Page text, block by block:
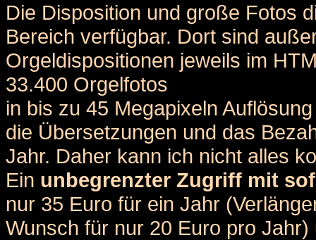
Die Disposition und große Fotos
Bereich verfügbar. Dort sind
Orgeldispositionen jeweils im
33.400 Orgelfotos
in bis zu 45 Megapixeln
die Übersetzungen und das
Jahr. Daher kann ich nicht alles
Ein unbegrenzter Zugriff mit
nur 35 Euro für ein Jahr
Wunsch für nur 20 Euro pro